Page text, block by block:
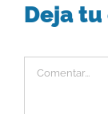
Deja